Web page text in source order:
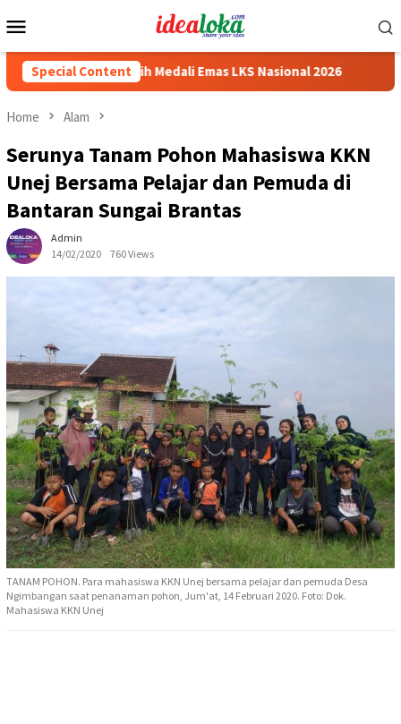
to
Menu
Special Content
Peraih Medali Emas LKS Nasional 2026 Cabai Jadi
Home Alam
Serunya Tanam Pohon Mahasiswa KKN
Unej Bersama Pelajar dan Pemuda di
Bantaran Sungai Brantas
Admin
14/02/2020
760 Views
TANAM POHON. Para mahasiswa KKN Unej bersama pelajar dan pemuda Desa
Ngimbangan saat penanaman pohon, Jum'at, 14 Februari 2020. Foto: Dok.
Mahasiswa KKN Unej